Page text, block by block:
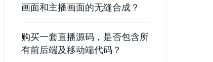
画面和主播画面的无缝合成？
购买一套直播源码，是否包含所
有前后端及移动端代码？